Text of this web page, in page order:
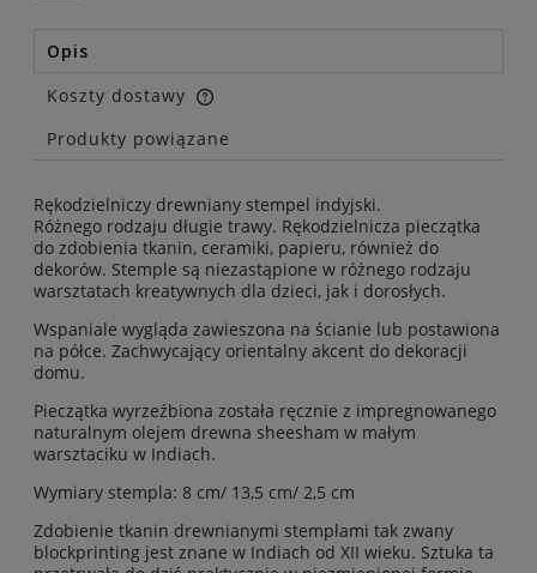
Opis
Koszty dostawy
Cena nie zawiera ewentualnych kosztów płatności
Produkty powiązane
Rękodzielniczy drewniany stempel indyjski.
Różnego rodzaju długie trawy. Rękodzielnicza pieczątka
do zdobienia tkanin, ceramiki, papieru, również do
dekorów. Stemple są niezastąpione w różnego rodzaju
warsztatach kreatywnych dla dzieci, jak i dorosłych.
Wspaniale wygląda zawieszona na ścianie lub postawiona
na półce. Zachwycający orientalny akcent do dekoracji
domu.
Pieczątka wyrzeźbiona została ręcznie z impregnowanego
naturalnym olejem drewna sheesham w małym
warsztaciku w Indiach.
Wymiary stempla: 8 cm/ 13,5 cm/ 2,5 cm
Zdobienie tkanin drewnianymi stemplami tak zwany
blockprinting jest znane w Indiach od XII wieku. Sztuka ta